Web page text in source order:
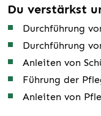
Du verstärkst
Durchführung
Durchführung
Anleiten von
Führung der
Anleiten von